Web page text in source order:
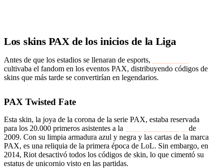
Los skins PAX de los inicios de la Liga
Antes de que los estadios se llenaran de esports,
cultivaba el fandom en los eventos PAX, distribuyendo códigos de
skins que más tarde se convertirían en legendarios.
PAX Twisted Fate
Esta skin, la joya de la corona de la serie PAX, estaba reservada
para los 20.000 primeros asistentes a la
de
2009. Con su limpia armadura azul y negra y las cartas de la marca
PAX, es una reliquia de la primera época de LoL. Sin embargo, en
2014, Riot desactivó todos los códigos de skin, lo que cimentó su
estatus de unicornio visto en las partidas.